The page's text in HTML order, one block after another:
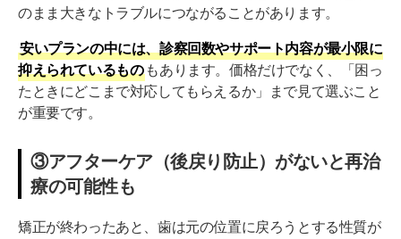
のまま大きなトラブルにつながることがあります。
安いプランの中には、診察回数やサポート内容が最小限に
抑えられているもの もあります。価格だけでなく、「困っ
たときにどこまで対応してもらえるか」まで見て選ぶこと
が重要です。
③アフターケア（後戻り防止）がないと再治
療の可能性も
矯正が終わったあと、歯は元の位置に戻ろうとする性質が